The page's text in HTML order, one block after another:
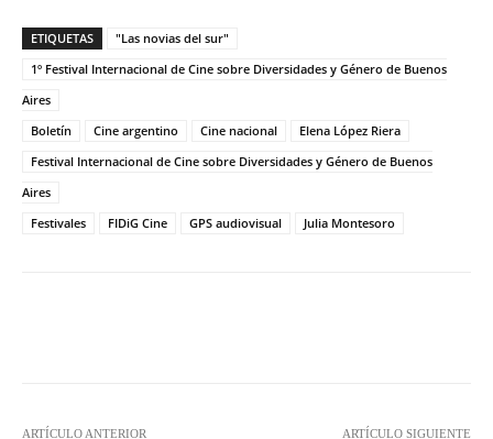
ETIQUETAS
"Las novias del sur"
1º Festival Internacional de Cine sobre Diversidades y Género de Buenos
Aires
Boletín
Cine argentino Cine nacional
Elena López Riera
Festival Internacional de Cine sobre Diversidades y Género de Buenos
Aires
Festivales
FIDiG Cine GPS audiovisual Julia Montesoro
ARTÍCULO ANTERIOR ARTÍCULO SIGUIENTE